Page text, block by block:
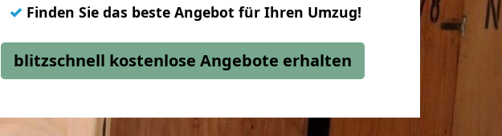
✓ Finden Sie das beste Angebot für Ihren Umzug!
blitzschnell kostenlose Angebote erhalten